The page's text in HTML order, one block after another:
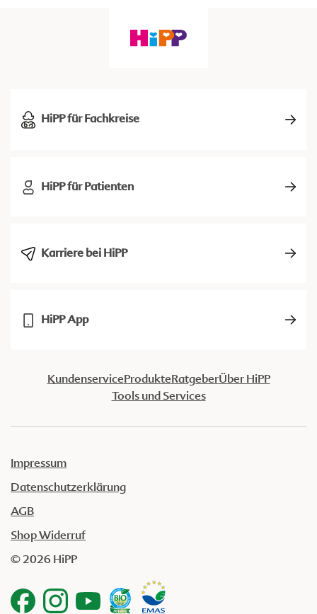
HiPP für Fachkreise
HiPP für Patienten
Karriere bei HiPP
HiPP App
KundenserviceProdukteRatgeberÜber HiPP
Tools und Services
Impressum
Datenschutzerklärung
AGB
Shop Widerruf
© 2026 HiPP